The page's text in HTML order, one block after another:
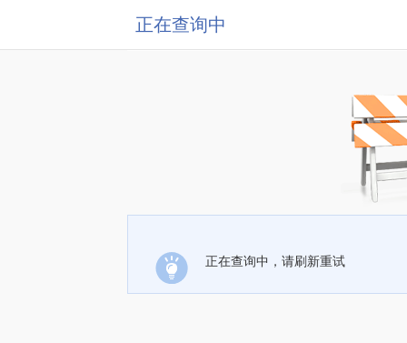
正在查询中
正在查询中，请刷新重试